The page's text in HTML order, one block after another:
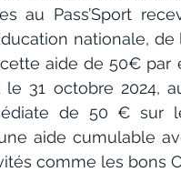
au Pass’Sport
nationale,
aide de 50€ par
31 octobre 2024,
de 50 € sur
une aide cumulable
comme les bons